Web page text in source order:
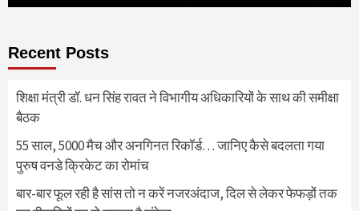
Recent Posts
शिक्षा मंत्री डॉ. धन सिंह रावत ने विभागीय अधिकारियों के साथ की समीक्षा
बैठक
55 साल, 5000 मैच और अनगिनत रिकॉर्ड… जानिए कैसे बदलता गया
पुरुष वनडे क्रिकेट का रोमांच
बार-बार फूल रही है सांस तो न करें नजरअंदाज, दिल से लेकर फेफड़ों तक